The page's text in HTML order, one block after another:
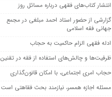
انتشار کتاب‌های فقهی درباره مسائل روز
گزارشی از حضور استاد احمد مبلغی در مجمع
جهانی فقه اسلامی
ادله فقهی الزام حاکمیت به حجاب
ظرفیت‌‌ها و چالش‌‌های استفاده از فقه در تقنین
حجاب امری اجتماعی، با امکان قانون‌گذاری
مسئله اجازه همسر، نیازمند بحث فقاهتی است